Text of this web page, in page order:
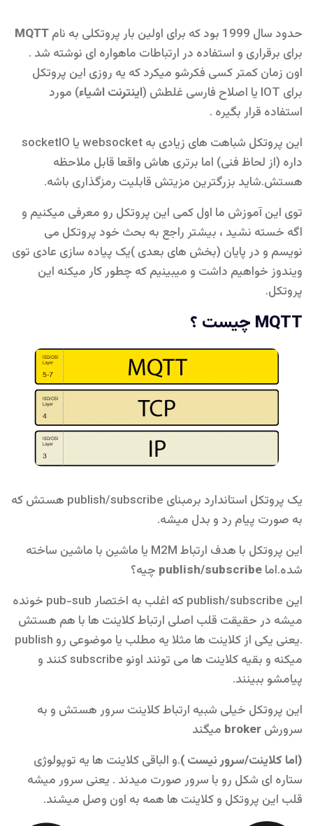
حدود سال 1999 بود که برای اولین بار پروتکلی به نام
MQTT
برای برقراری و استفاده در ارتباطات ماهواره ای نوشته شد .
اون زمان کمتر کسی فکرشو میکرد که یه روزی این پروتکل
برای IOT یا اصلاح فارسی غلطش (
اینترنت اشیاء) مورد
استفاده قرار بگیره .
این پروتکل شباهت های زیادی به websocket یا socketIO
داره (از لحاظ فنی) اما برتری هاش واقعا قابل ملاحظه
هستش.شاید بزرگترین مزیتش قابلیت رمزگذاری باشه.
توی این آموزش ما اول کمی این پروتکل رو معرفی میکنیم و
اگه خسته نشید ، بیشتر راجع به بحث خود پروتکل می
نویسم و در پایان (بخش های بعدی )یک پیاده سازی عادی توی
ویندوز خواهیم داشت و میبینیم که چطور کار میکنه این
پروتکل.
MQTT چیست ؟
یک پروتکل استاندارد برمبنای publish/subscribe هستش که
به صورت پیام رد و بدل میشه.
این پروتکل با هدف ارتباط M2M یا ماشین با ماشین ساخته
شده.اماpublish/subscribe چیه؟
این publish/subscribe که اغلب به اختصار pub-sub خونده
میشه در حقیقت قلب اصلی ارتباط کلاینت ها با هم هستش
.یعنی یکی از کلاینت ها مثلا یه مطلب یا موضوعی رو publish
میکنه و بقیه کلاینت ها می تونند اونو subscribe کنند و
پیامشو ببینند.
این پروتکل خیلی شبیه ارتباط کلاینت سرور هستش و به
سرورشbroker میگند
(اما کلاینت/سرور نیست ).و الباقی کلاینت ها یه توپولوژی
ستاره ای شکل رو با سرور صورت میدند . یعنی سرور میشه
قلب این پروتکل و کلاینت ها همه به اون وصل میشند.